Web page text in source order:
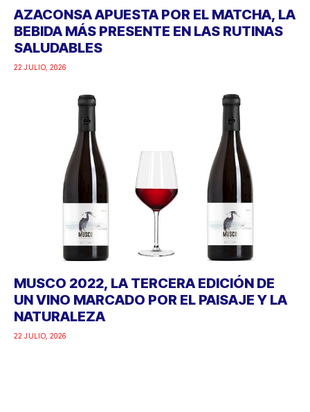
AZACONSA APUESTA POR EL MATCHA, LA
BEBIDA MÁS PRESENTE EN LAS RUTINAS
SALUDABLES
22 JULIO, 2026
MUSCO 2022, LA TERCERA EDICIÓN DE
UN VINO MARCADO POR EL PAISAJE Y LA
NATURALEZA
22 JULIO, 2026